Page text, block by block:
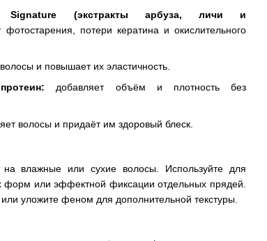
Signature (экстракты арбуза, личи и
потери кератина и окислительного
и повышает их эластичность.
добавляет объём и плотность без
волосы и придаёт им здоровый блеск.
на влажные или сухие волосы. Используйте для
форм или эффектной фиксации отдельных прядей.
уложите феном для дополнительной текстуры.